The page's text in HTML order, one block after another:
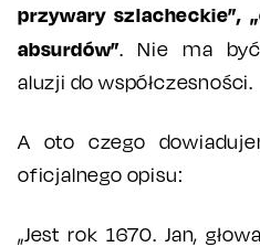
przywary szlacheckie”,
absurdów”. Nie ma
aluzji do współczesności.
A oto czego
oficjalnego opisu:
„Jest rok 1670. Jan,